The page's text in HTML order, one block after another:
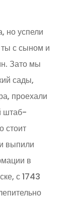
но успели
ты с сыном и
Зато мы
сады,
проехали
штаб-
стоит
выпили
в
с 1743